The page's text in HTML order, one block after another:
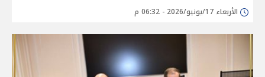
الأربعاء 17/يونيو/2026 - 06:32 م